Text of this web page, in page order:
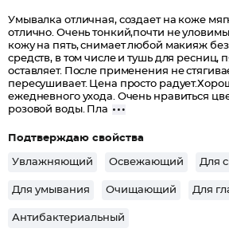
Умывалка отличная, создает на коже
отлично. Очень тонкий,почти не
кожу на пять, снимает любой макияж
средств, в том числе и тушь для ресниц,
оставляет. После применения не
пересушивает. Цена просто
ежедневного ухода. Очень нравиться
розовой воды. Пла
Подтверждаю свойства
Увлажняющий Освежающий Для
Для умывания Очищающий Для
Антибактериальный